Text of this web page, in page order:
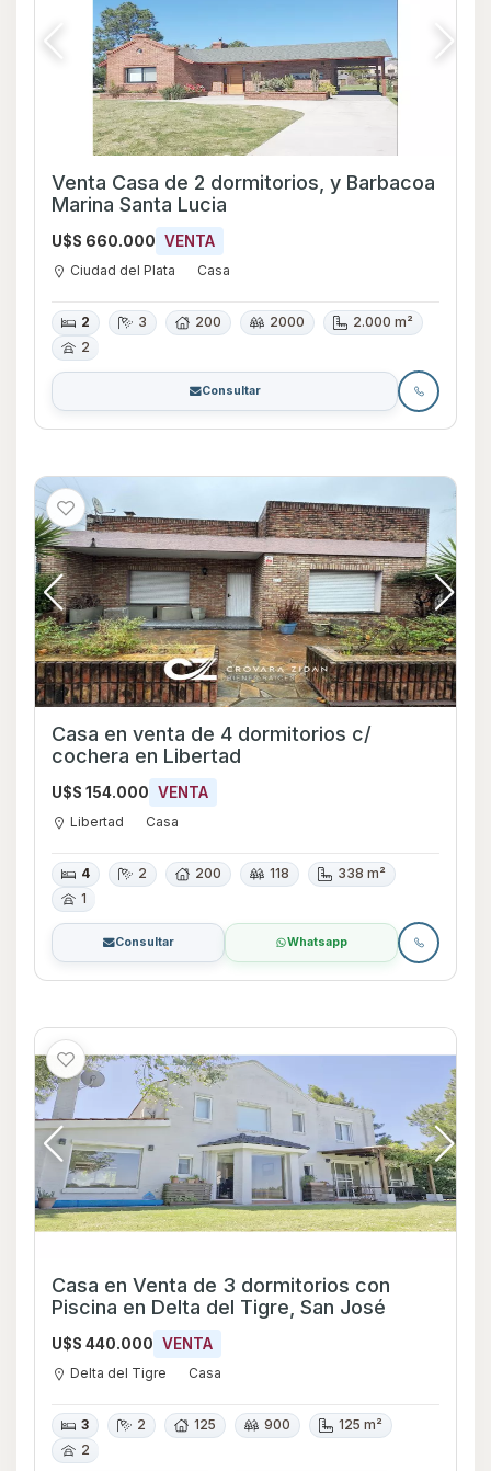
Venta Casa de 2 dormitorios, y Barbacoa
Marina Santa Lucia
U$S 660.000 VENTA
Ciudad del Plata Casa
2 3 200 2000
2.000 m²
2
Consultar
Casa en venta de 4 dormitorios c/
cochera en Libertad
U$S 154.000 VENTA
Libertad Casa
4 2 200 118
338 m²
1
Consultar Whatsapp
Casa en Venta de 3 dormitorios con
Piscina en Delta del Tigre, San José
U$S 440.000 VENTA
Delta del Tigre Casa
3 2 125 900
125 m²
2